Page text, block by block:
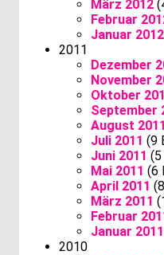
März 2012
Februar
Januar 2012
2011
Dezember
November
Oktober
September
August 2011
Juli 2011 (9
Juni 2011 (5
Mai 2011 (6
April 2011
März 2011
Februar
Januar 2011
2010